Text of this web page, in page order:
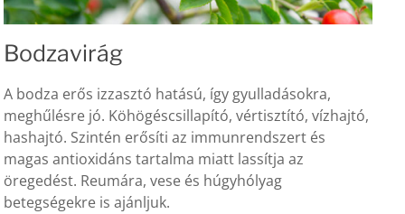
Bodzavirág
A bodza erős izzasztó hatású, így gyulladásokra,
meghűlésre jó. Köhögéscsillapító, vértisztító, vízhajtó,
hashajtó. Szintén erősíti az immunrendszert és
magas antioxidáns tartalma miatt lassítja az
öregedést. Reumára, vese és húgyhólyag
betegségekre is ajánljuk.